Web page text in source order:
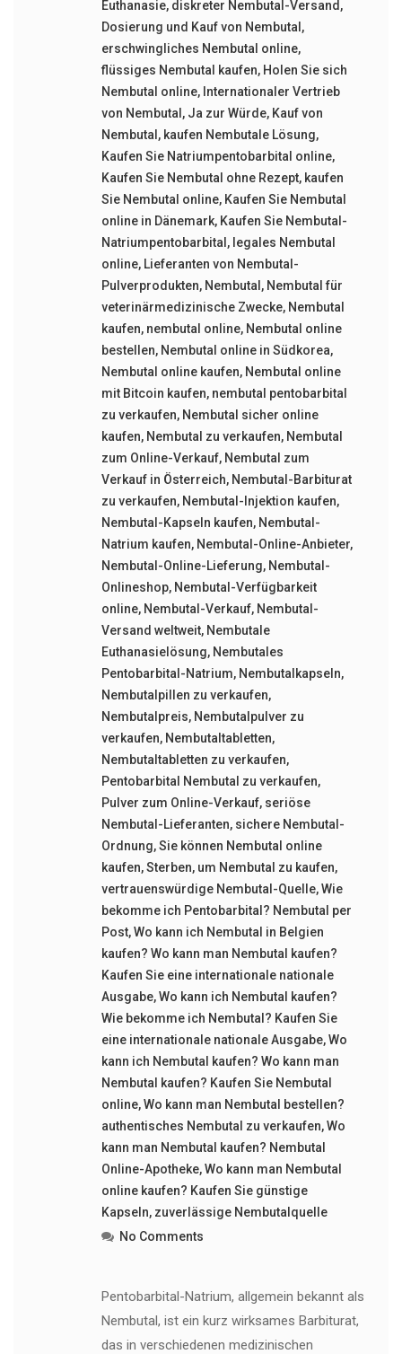
Euthanasie, diskreter Nembutal-Versand ,
Dosierung und Kauf von Nembutal ,
erschwingliches Nembutal online,
flüssiges Nembutal kaufen, Holen Sie sich
Nembutal online, Internationaler Vertrieb
von Nembutal , Ja zur Würde, Kauf von
Nembutal , kaufen Nembutale Lösung,
Kaufen Sie Natriumpentobarbital online,
Kaufen Sie Nembutal ohne Rezept, kaufen
Sie Nembutal online, Kaufen Sie Nembutal
online in Dänemark, Kaufen Sie Nembutal-
Natriumpentobarbital , legales Nembutal
online, Lieferanten von Nembutal-
Pulverprodukten, Nembutal , Nembutal für
veterinärmedizinische Zwecke, Nembutal
kaufen, nembutal online, Nembutal online
bestellen, Nembutal online in Südkorea,
Nembutal online kaufen, Nembutal online
mit Bitcoin kaufen, nembutal pentobarbital
zu verkaufen, Nembutal sicher online
kaufen, Nembutal zu verkaufen, Nembutal
zum Online-Verkauf, Nembutal zum
Verkauf in Österreich, Nembutal-Barbiturat
zu verkaufen, Nembutal-Injektion kaufen,
Nembutal-Kapseln kaufen, Nembutal-
Natrium kaufen, Nembutal-Online-Anbieter,
Nembutal-Online-Lieferung, Nembutal-
Onlineshop, Nembutal-Verfügbarkeit
online, Nembutal-Verkauf, Nembutal-
Versand weltweit, Nembutale
Euthanasielösung, Nembutales
Pentobarbital-Natrium, Nembutalkapseln,
Nembutalpillen zu verkaufen,
Nembutalpreis, Nembutalpulver zu
verkaufen, Nembutaltabletten,
Nembutaltabletten zu verkaufen,
Pentobarbital Nembutal zu verkaufen,
Pulver zum Online-Verkauf, seriöse
Nembutal-Lieferanten, sichere Nembutal-
Ordnung,Sie können Nembutal online
kaufen,Sterben, um Nembutal zu kaufen,
vertrauenswürdige Nembutal-Quelle,Wie
bekomme ich Pentobarbital? Nembutal per
Post,Wo kann ich Nembutal in Belgien
kaufen? Wo kann man Nembutal kaufen?
Kaufen Sie eine internationale nationale
Ausgabe,Wo kann ich Nembutal kaufen?
Wie bekomme ich Nembutal? Kaufen Sie
eine internationale nationale Ausgabe,Wo
kann ich Nembutal kaufen? Wo kann man
Nembutal kaufen? Kaufen Sie Nembutal
online,Wo kann man Nembutal bestellen?
authentisches Nembutal zu verkaufen,Wo
kann man Nembutal kaufen? Nembutal
Online-Apotheke,Wo kann man Nembutal
online kaufen? Kaufen Sie günstige
Kapseln, zuverlässige Nembutalquelle
No Comments
Pentobarbital-Natrium, allgemein bekannt als
Nembutal, ist ein kurz wirksames Barbiturat,
das in verschiedenen medizinischen